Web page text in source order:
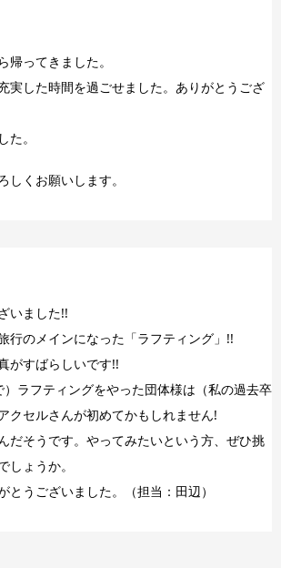
帰ってきました。
実した時間を過ごせました。ありがとうござ
。
しくお願いします。
いました!!
行のメインになった「ラフティング」!!
がすばらしいです!!
ラフティングをやった団体様は（私の過去卒
クセルさんが初めてかもしれません!
だそうです。やってみたいという方、ぜひ挑
しょうか。
とうございました。（担当：田辺）